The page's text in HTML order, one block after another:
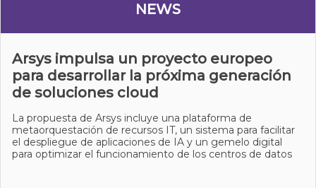
NEWS
Arsys impulsa un proyecto europeo
para desarrollar la próxima generación
de soluciones cloud
La propuesta de Arsys incluye una plataforma de
metaorquestación de recursos IT, un sistema para facilitar
el despliegue de aplicaciones de IA y un gemelo digital
para optimizar el funcionamiento de los centros de datos